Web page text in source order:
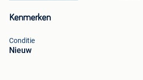
Kenmerken
Conditie
Nieuw